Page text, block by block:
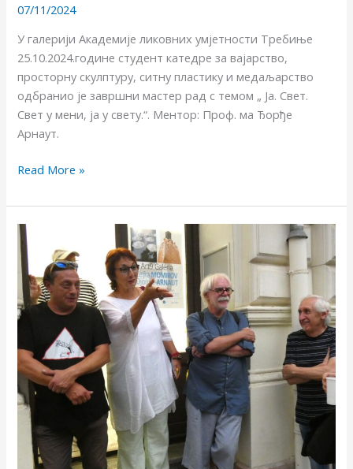
07/11/2024
У галерији Академије ликовних умјетности Требиње
25.10.2024.године студент катедре за вајарство,
просторну скулптуру, ситну пластику и медаљарство
одбранио је завршни мастер рад с темом „ Ја. Свет.
Свет у мени, ја у свету.“. Ментор: Проф. ма Ђорђе
Арнаут.
Read More »
У
галерији
Арт
9
у
Будимпешти
одржана
је
изложба
мр
Жељке
Момиров